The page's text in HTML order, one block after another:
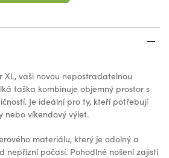
XL, vaši novou nepostradatelnou
taška kombinuje objemný prostor s
Je ideální pro ty, kteří potřebují
nebo víkendový výlet.
materiálu, který je odolný a
počasí. Pohodlné nošení zajistí